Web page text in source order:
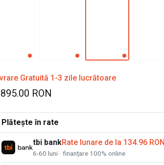
Gratuită 1-3 zile lucrătoare
RON
Plătește în rate
tbi bankRate lunare de la 134.96 RON
6-60 luni · finanțare 100% online